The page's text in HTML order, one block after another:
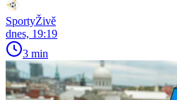
SportyŽivě
dnes, 19:19
3 min